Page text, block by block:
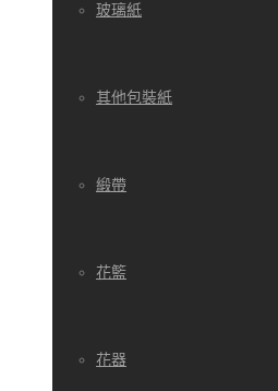
玻璃紙
其他包裝紙
緞帶
花籃
花器